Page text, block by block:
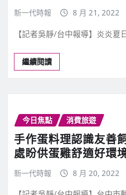
新一代時報 8 月 21, 2022
【記者吳靜/台中報導】炎炎夏
繼續閱讀
今日焦點 消費旅遊
手作蛋料理認識友善
處盼供蛋雞舒適好環
新一代時報 8 月 20, 2022